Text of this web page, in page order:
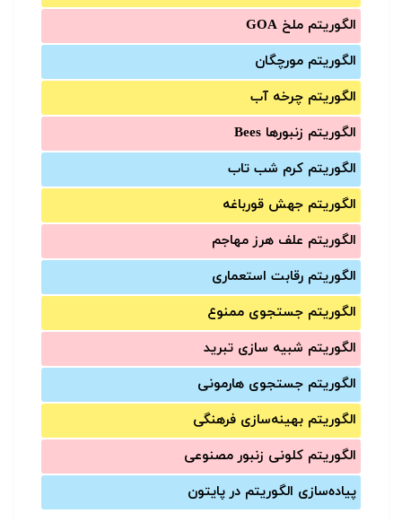
الگوریتم ملخ GOA
الگوریتم مورچگان
الگوریتم چرخه آب
الگوریتم زنبورها Bees
الگوریتم کرم شب تاب
الگوریتم جهش قورباغه
الگوریتم علف هرز مهاجم
الگوریتم رقابت استعماری
الگوریتم جستجوی ممنوع
الگوریتم شبیه سازی تبرید
الگوریتم جستجوی هارمونی
الگوریتم بهینه‌سازی فرهنگی
الگوریتم کلونی زنبور مصنوعی
پیاده‌سازی الگوریتم در پایتون